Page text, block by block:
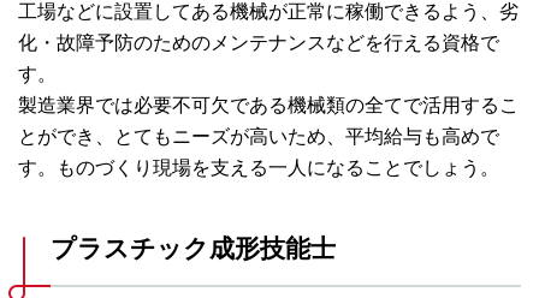
工場などに設置してある機械が正常に稼働できるよう、劣
化・故障予防のためのメンテナンスなどを行える資格で
す。
製造業界では必要不可欠である機械類の全てで活用するこ
とができ、とてもニーズが高いため、平均給与も高めで
す。ものづくり現場を支える一人になることでしょう。
プラスチック成形技能士